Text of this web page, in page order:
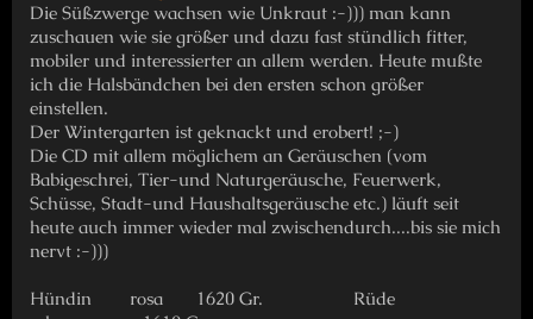
Die Süßzwerge wachsen wie Unkraut :-))) man kann
zuschauen wie sie größer und dazu fast stündlich fitter,
mobiler und interessierter an allem werden. Heute mußte
ich die Halsbändchen bei den ersten schon größer
einstellen.
Der Wintergarten ist geknackt und erobert! ;-)
Die CD mit allem möglichem an Geräuschen (vom
Babigeschrei, Tier-und Naturgeräusche, Feuerwerk,
Schüsse, Stadt-und Haushaltsgeräusche etc.) läuft seit
heute auch immer wieder mal zwischendurch....bis sie mich
nervt :-)))
Hündin rosa 1620 Gr. Rüde